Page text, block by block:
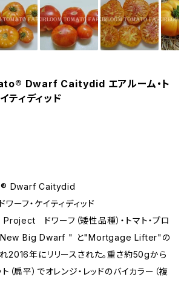
Dwarf Caitydid エアルーム・ト
ティディッド
Dwarf Caitydid
ワーフ・ケイティディッド
ドワーフ（矮性品種）・トマト・プロ
"New Big Dwarf " と"Mortgage Lifter"の
2016年にリリースされた。重さ約50gから
（扁平）でオレンジ・レッドのバイカラー（複